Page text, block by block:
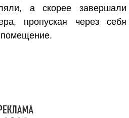
а скорее завершали
пропуская через себя
помещение.